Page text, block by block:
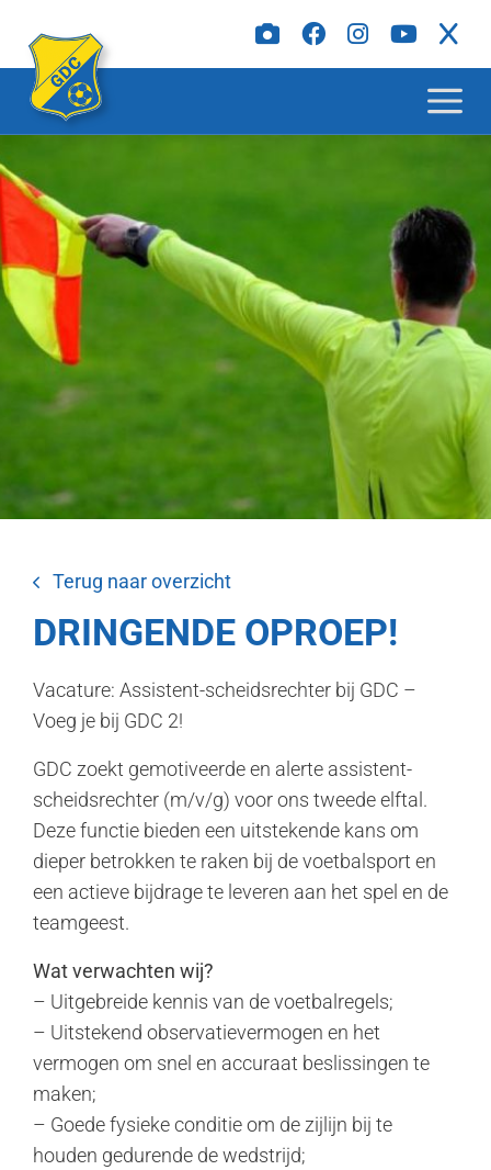
Terug naar overzicht
DRINGENDE OPROEP!
Vacature: Assistent-scheidsrechter bij GDC –
Voeg je bij GDC 2!
GDC zoekt gemotiveerde en alerte assistent-
scheidsrechter (m/v/g) voor ons tweede elftal.
Deze functie bieden een uitstekende kans om
dieper betrokken te raken bij de voetbalsport en
een actieve bijdrage te leveren aan het spel en de
teamgeest.
Wat verwachten wij?
– Uitgebreide kennis van de voetbalregels;
– Uitstekend observatievermogen en het
vermogen om snel en accuraat beslissingen te
maken;
– Goede fysieke conditie om de zijlijn bij te
houden gedurende de wedstrijd;